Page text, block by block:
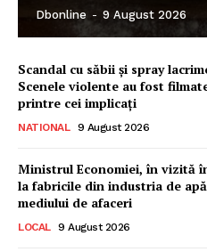
Dbonline - 9 August 2026
Scandal cu săbii și spray
Scenele violente au fost
printre cei implicați
NATIONAL 9 August 2026
Ministrul Economiei, în vizită
la fabricile din industria de
mediului de afaceri
LOCAL 9 August 2026